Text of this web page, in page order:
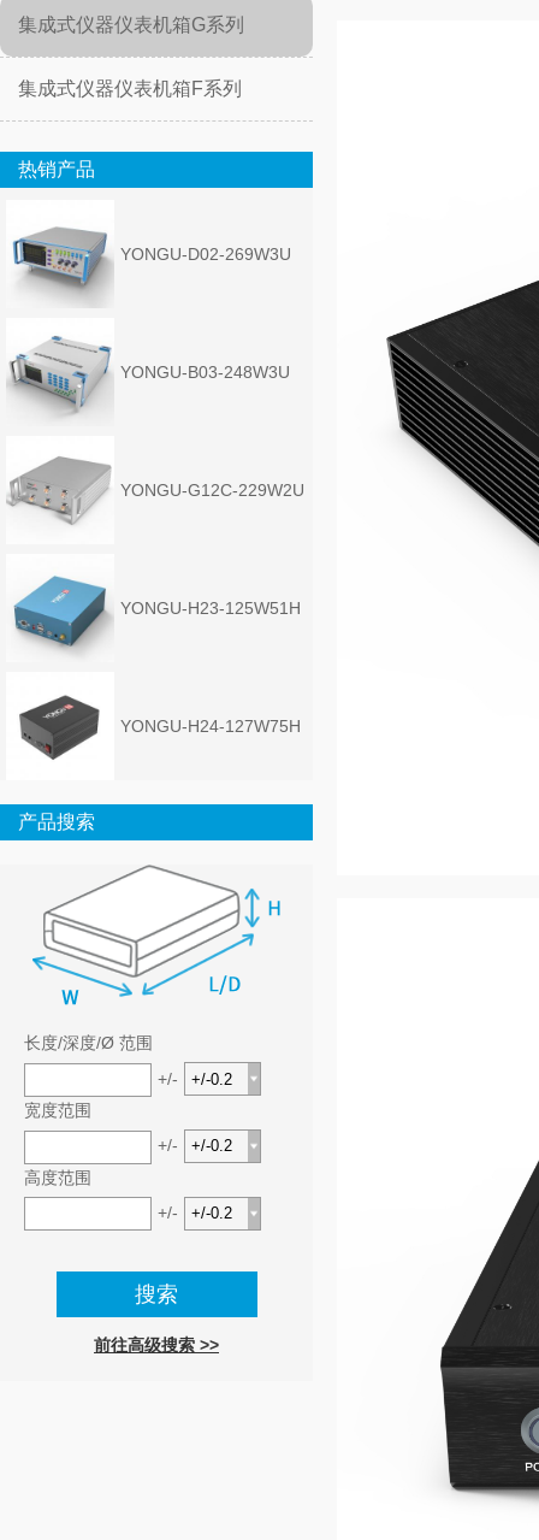
集成式仪器仪表机箱G系列
集成式仪器仪表机箱F系列
热销产品
YONGU-D02-269W3U
YONGU-B03-248W3U
YONGU-G12C-229W2U
YONGU-H23-125W51H
YONGU-H24-127W75H
产品搜索
长度/深度/Ø 范围
+/-
宽度范围
+/-
高度范围
+/-
前往高级搜索 >>